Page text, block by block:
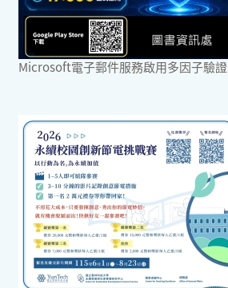
Microsoft電子郵件服務啟用多因子驗證